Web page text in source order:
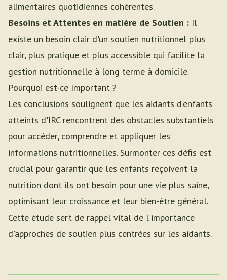
alimentaires quotidiennes cohérentes.
Besoins et Attentes en matière de Soutien : Il
existe un besoin clair d'un soutien nutritionnel plus
clair, plus pratique et plus accessible qui facilite la
gestion nutritionnelle à long terme à domicile.
Pourquoi est-ce Important ?
Les conclusions soulignent que les aidants d'enfants
atteints d'IRC rencontrent des obstacles substantiels
pour accéder, comprendre et appliquer les
informations nutritionnelles. Surmonter ces défis est
crucial pour garantir que les enfants reçoivent la
nutrition dont ils ont besoin pour une vie plus saine,
optimisant leur croissance et leur bien-être général.
Cette étude sert de rappel vital de l'importance
d'approches de soutien plus centrées sur les aidants.